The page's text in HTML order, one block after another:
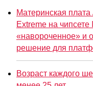
Материнская
Extreme на
«навороченное» и
решение для
Возраст каждого